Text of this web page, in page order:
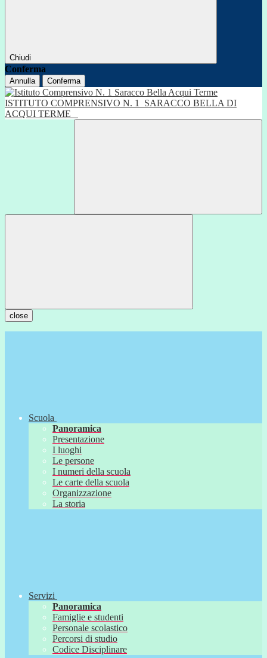
Chiudi
Conferma
Annulla Conferma
ISTITUTO COMPRENSIVO N. 1
SARACCO BELLA DI
ACQUI TERME
close
Scuola
Panoramica
Presentazione
I luoghi
Le persone
I numeri della scuola
Le carte della scuola
Organizzazione
La storia
Servizi
Panoramica
Famiglie e studenti
Personale scolastico
Percorsi di studio
Codice Disciplinare